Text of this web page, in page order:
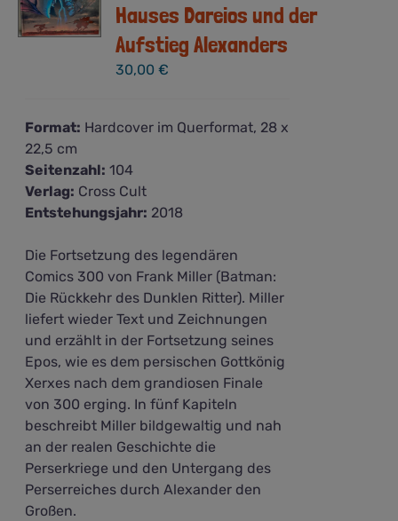
Hauses Dareios und der
Aufstieg Alexanders
30,00€
Format: Hardcover im Querformat, 28 x
22,5 cm
Seitenzahl: 104
Verlag: Cross Cult
Entstehungsjahr: 2018
Die Fortsetzung des legendären
Comics 300 von Frank Miller (Batman:
Die Rückkehr des Dunklen Ritter). Miller
liefert wieder Text und Zeichnungen
und erzählt in der Fortsetzung seines
Epos, wie es dem persischen Gottkönig
Xerxes nach dem grandiosen Finale
von 300 erging. In fünf Kapiteln
beschreibt Miller bildgewaltig und nah
an der realen Geschichte die
Perserkriege und den Untergang des
Perserreiches durch Alexander den
Großen.